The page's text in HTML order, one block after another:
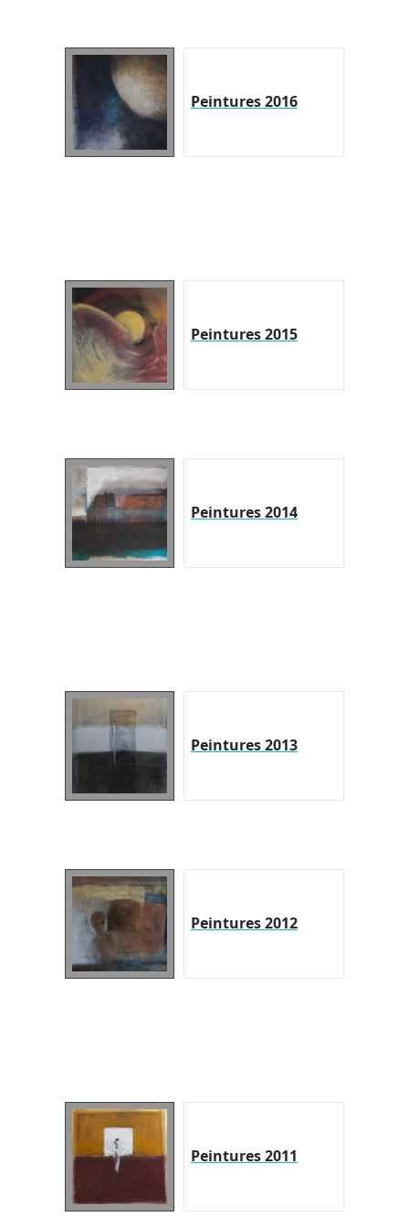
Peintures 2016
Peintures 2015
Peintures 2014
Peintures 2013
Peintures 2012
Peintures 2011